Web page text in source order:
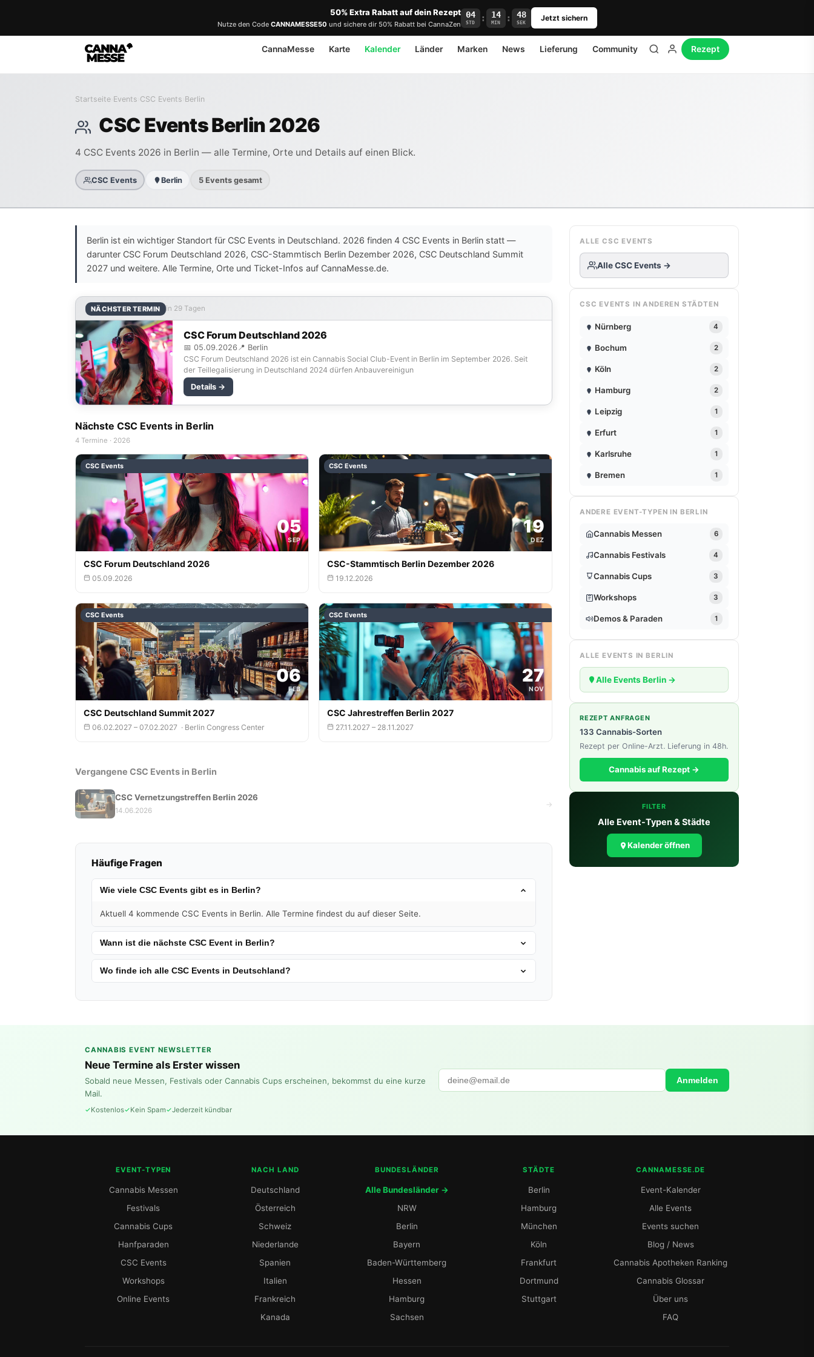
50% Extra Rabatt auf dein Rezept
Nutze den Code CANNAMESSE50 und sichere dir 50% Rabatt bei CannaZen
04
STD : 14
MIN : 48
SEK Jetzt sichern
CannaMesse Karte Kalender Länder Marken News Lieferung Community Rezept
Startseite Events CSC Events Berlin
CSC Events Berlin 2026
4 CSC Events 2026 in Berlin — alle Termine, Orte und Details auf einen Blick.
CSC Events Berlin 5 Events gesamt
Berlin ist ein wichtiger Standort für CSC Events in Deutschland. 2026 finden 4 CSC Events in Berlin statt —
darunter CSC Forum Deutschland 2026, CSC-Stammtisch Berlin Dezember 2026, CSC Deutschland Summit
2027 und weitere. Alle Termine, Orte und Ticket-Infos auf CannaMesse.de.
NÄCHSTER TERMIN in 29 Tagen
CSC Forum Deutschland 2026
📅 05.09.2026 📍 Berlin
CSC Forum Deutschland 2026 ist ein Cannabis Social Club-Event in Berlin im September 2026. Seit
der Teillegalisierung in Deutschland 2024 dürfen Anbauvereinigun
Details →
Nächste CSC Events in Berlin
4 Termine · 2026
CSC Events
05
SEP
CSC Forum Deutschland 2026
05.09.2026
CSC Events
19
DEZ
CSC-Stammtisch Berlin Dezember 2026
19.12.2026
CSC Events
06
FEB
CSC Deutschland Summit 2027
06.02.2027 – 07.02.2027 · Berlin Congress Center
CSC Events
27
NOV
CSC Jahrestreffen Berlin 2027
27.11.2027 – 28.11.2027
Vergangene CSC Events in Berlin
CSC Vernetzungstreffen Berlin 2026
14.06.2026
→
Häufige Fragen
Wie viele CSC Events gibt es in Berlin?
Aktuell 4 kommende CSC Events in Berlin. Alle Termine findest du auf dieser Seite.
Wann ist die nächste CSC Event in Berlin?
Wo finde ich alle CSC Events in Deutschland?
ALLE CSC EVENTS
Alle CSC Events →
CSC EVENTS IN ANDEREN STÄDTEN
Nürnberg 4
Bochum 2
Köln 2
Hamburg 2
Leipzig 1
Erfurt 1
Karlsruhe 1
Bremen 1
ANDERE EVENT-TYPEN IN BERLIN
Cannabis Messen 6
Cannabis Festivals 4
Cannabis Cups 3
Workshops 3
Demos & Paraden 1
ALLE EVENTS IN BERLIN
Alle Events Berlin →
REZEPT ANFRAGEN
133 Cannabis-Sorten
Rezept per Online-Arzt. Lieferung in 48h.
Cannabis auf Rezept →
FILTER
Alle Event-Typen & Städte
Kalender öffnen
CANNABIS EVENT NEWSLETTER
Neue Termine als Erster wissen
Sobald neue Messen, Festivals oder Cannabis Cups erscheinen, bekommst du eine kurze
Mail.
Kostenlos Kein Spam Jederzeit kündbar
Anmelden
EVENT-TYPEN
Cannabis Messen
Festivals
Cannabis Cups
Hanfparaden
CSC Events
Workshops
Online Events
NACH LAND
Deutschland
Österreich
Schweiz
Niederlande
Spanien
Italien
Frankreich
Kanada
BUNDESLÄNDER
Alle Bundesländer →
NRW
Berlin
Bayern
Baden-Württemberg
Hessen
Hamburg
Sachsen
STÄDTE
Berlin
Hamburg
München
Köln
Frankfurt
Dortmund
Stuttgart
CANNAMESSE.DE
Event-Kalender
Alle Events
Events suchen
Blog / News
Cannabis Apotheken Ranking
Cannabis Glossar
Über uns
FAQ